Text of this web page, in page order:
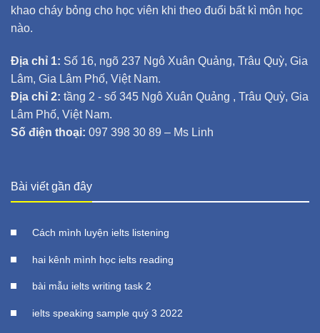
khao cháy bỏng cho học viên khi theo đuổi bất kì môn học
nào.
Địa chỉ 1: Số 16, ngõ 237 Ngô Xuân Quảng, Trâu Quỳ, Gia
Lâm, Gia Lâm Phố, Việt Nam.
Địa chỉ 2: tầng 2 - số 345 Ngô Xuân Quảng , Trâu Quỳ, Gia
Lâm Phố, Việt Nam.
Số điện thoại: 097 398 30 89 – Ms Linh
Bài viết gần đây
Cách mình luyện ielts listening
hai kênh mình học ielts reading
bài mẫu ielts writing task 2
ielts speaking sample quý 3 2022